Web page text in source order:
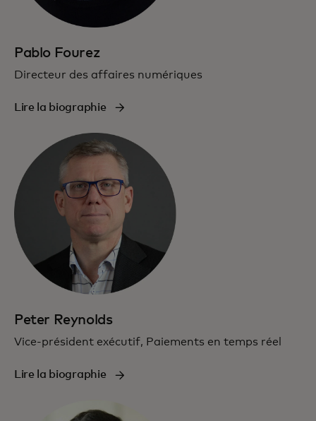
Pablo Fourez
Directeur des affaires numériques
Lire la biographie
Peter Reynolds
Vice-président exécutif, Paiements en temps réel
Lire la biographie